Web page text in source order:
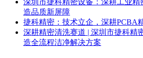
造品质新屏障
捷科精密：技术立企，深耕PCBA
深耕精密清洗赛道 | 深圳市捷科精
造全流程洁净解决方案